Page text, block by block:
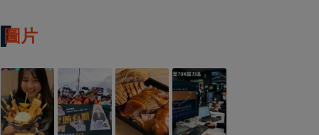
圖片